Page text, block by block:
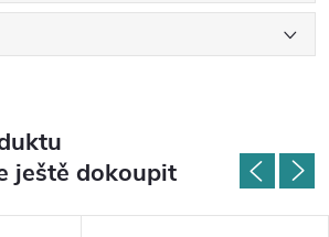
ještě dokoupit